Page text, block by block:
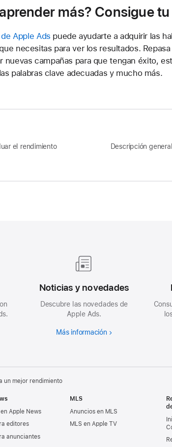
más? Consigue
Apple Ads puede ayudarte a adquirir las
necesitas para ver los resultados.
nuevas campañas para que tengan éxito,
palabras clave adecuadas y mucho más.
el rendimiento
Descripción
Noticias y novedades
Descubre las novedades de
Apple Ads.
Más información
un mejor rendimiento
Apple News
editores
anunciantes
MLS
Anuncios en MLS
MLS en Apple TV